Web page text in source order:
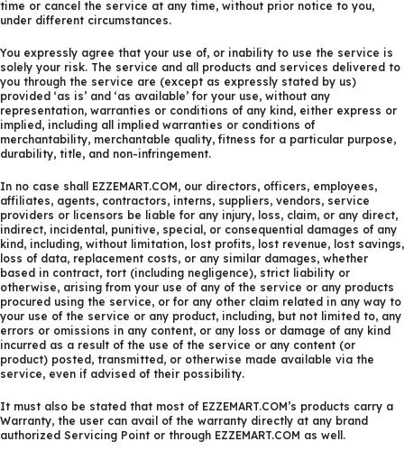
time or cancel the service at any time, without prior notice to you,
under different circumstances.
You expressly agree that your use of, or inability to use the service is
solely your risk. The service and all products and services delivered to
you through the service are (except as expressly stated by us)
provided ‘as is’ and ‘as available’ for your use, without any
representation, warranties or conditions of any kind, either express or
implied, including all implied warranties or conditions of
merchantability, merchantable quality, fitness for a particular purpose,
durability, title, and non-infringement.
In no case shall EZZEMART.COM, our directors, officers, employees,
affiliates, agents, contractors, interns, suppliers, vendors, service
providers or licensors be liable for any injury, loss, claim, or any direct,
indirect, incidental, punitive, special, or consequential damages of any
kind, including, without limitation, lost profits, lost revenue, lost savings,
loss of data, replacement costs, or any similar damages, whether
based in contract, tort (including negligence), strict liability or
otherwise, arising from your use of any of the service or any products
procured using the service, or for any other claim related in any way to
your use of the service or any product, including, but not limited to, any
errors or omissions in any content, or any loss or damage of any kind
incurred as a result of the use of the service or any content (or
product) posted, transmitted, or otherwise made available via the
service, even if advised of their possibility.
It must also be stated that most of EZZEMART.COM’s products carry a
Warranty, the user can avail of the warranty directly at any brand
authorized Servicing Point or through EZZEMART.COM as well.